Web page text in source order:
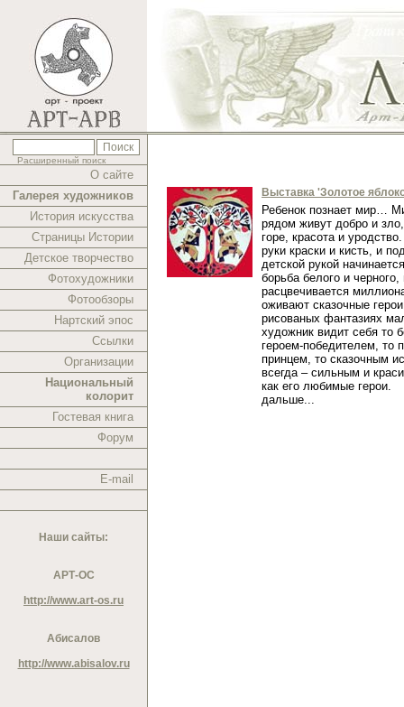
Расширенный поиск
О сайте
Галерея художников
История искусства
Страницы Истории
Детское творчество
Фотохудожники
Фотообзоры
Нартский эпос
Ссылки
Организации
Национальный
колорит
Гостевая книга
Форум
E-mail
Наши сайты:
АРТ-ОС
http://www.art-os.ru
Абисалов
http://www.abisalov.ru
Выставка 'Золотое
Ребенок познает мир…
рядом живут добро и
горе, красота и
руки краски и кисть, и
детской рукой
борьба белого и черного,
расцвечивается
оживают сказочные
рисованых фантазиях
художник видит себя то
героем-победителем, то
принцем, то сказочным
всегда – сильным и
как его любимые герои.
дальше...